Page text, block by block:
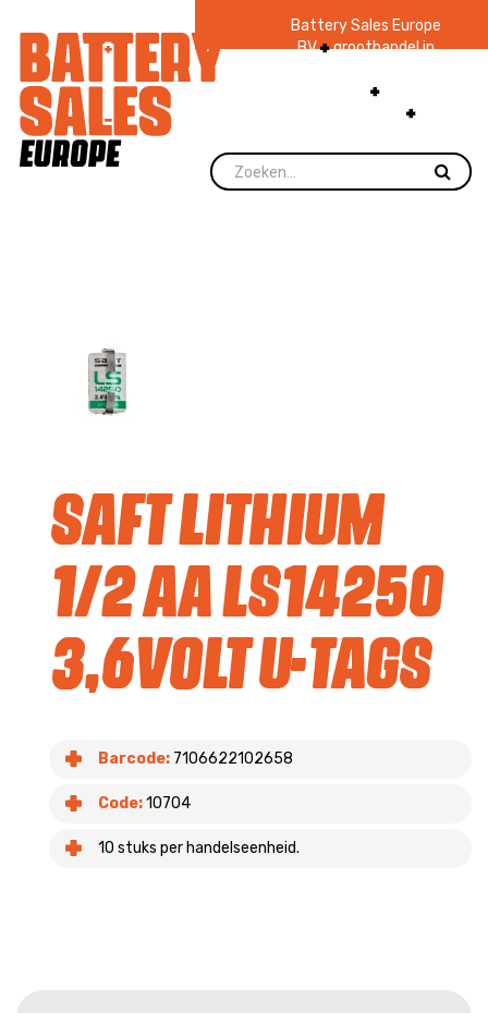
Battery Sales Europe
BV groothandel in
zaklampen Ruim 48
jaar ervaring
voorraad.
Saft Lithium
1/2 AA LS14250
3,6volt U-tags
Barcode: 7106622102658
Code:10704
10 stuks per handelseenheid.